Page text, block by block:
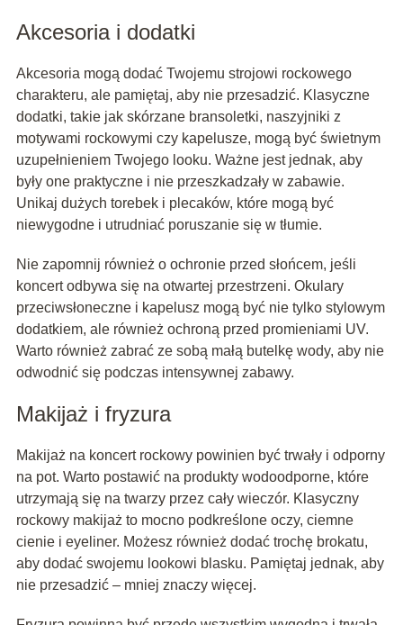
Akcesoria i dodatki
Akcesoria mogą dodać Twojemu strojowi rockowego
charakteru, ale pamiętaj, aby nie przesadzić. Klasyczne
dodatki, takie jak skórzane bransoletki, naszyjniki z
motywami rockowymi czy kapelusze, mogą być świetnym
uzupełnieniem Twojego looku. Ważne jest jednak, aby
były one praktyczne i nie przeszkadzały w zabawie.
Unikaj dużych torebek i plecaków, które mogą być
niewygodne i utrudniać poruszanie się w tłumie.
Nie zapomnij również o ochronie przed słońcem, jeśli
koncert odbywa się na otwartej przestrzeni. Okulary
przeciwsłoneczne i kapelusz mogą być nie tylko stylowym
dodatkiem, ale również ochroną przed promieniami UV.
Warto również zabrać ze sobą małą butelkę wody, aby nie
odwodnić się podczas intensywnej zabawy.
Makijaż i fryzura
Makijaż na koncert rockowy powinien być trwały i odporny
na pot. Warto postawić na produkty wodoodporne, które
utrzymają się na twarzy przez cały wieczór. Klasyczny
rockowy makijaż to mocno podkreślone oczy, ciemne
cienie i eyeliner. Możesz również dodać trochę brokatu,
aby dodać swojemu lookowi blasku. Pamiętaj jednak, aby
nie przesadzić – mniej znaczy więcej.